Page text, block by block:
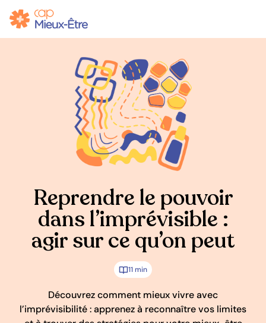
Reprendre le pouvoir
dans l’imprévisible :
agir sur ce qu’on peut
11 min
Découvrez comment mieux vivre avec
l’imprévisibilité : apprenez à reconnaître vos limites